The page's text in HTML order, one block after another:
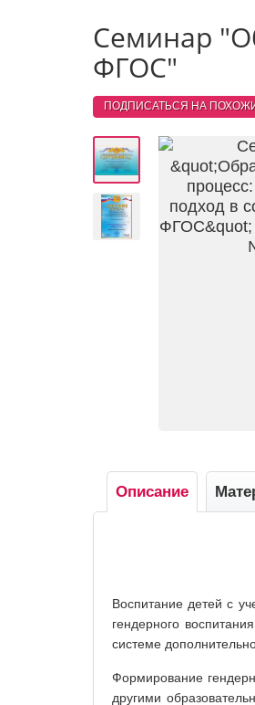
Семинар
ФГОС"
ПОДПИСАТЬСЯ НА
Описание
Воспитание детей с
гендерного
системе
Формирование
другими